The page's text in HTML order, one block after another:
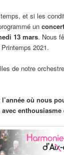
et si les
un
13 mars. Nous
2021.
de notre
où nous
enthousiasme